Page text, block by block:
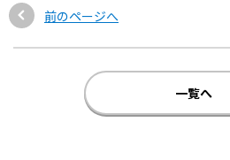
前のページへ
一覧へ